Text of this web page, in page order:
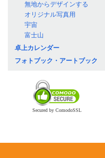
無地からデザインする
オリジナル写真用
宇宙
富士山
卓上カレンダー
フォトブック・アートブック
Secured by ComodoSSL